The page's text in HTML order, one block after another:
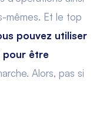
mêmes. Et le top
pouvez utiliser
pour être
Alors, pas si